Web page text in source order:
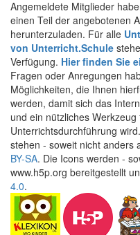
Angemeldete Mitglieder
einen Teil der angebotenen
herunterzuladen. Für alle
von Unterricht.Schule
Verfügung. Hier finden Sie
Fragen oder Anregungen
Möglichkeiten, die Ihnen
werden, damit sich das
und ein nützliches
Unterrichtsdurchführung
stehen - soweit nicht anders
BY-SA. Die Icons werden -
www.h5p.org bereitgestellt
4.0.